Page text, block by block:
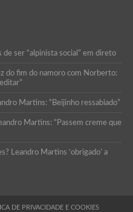
de ser “alpinista social” em direto
do fim do namoro com Norberto:
Martins: “Beijinho ressabiado”
Martins: “Passem creme que
Leandro Martins ‘obrigado’ a
DE PRIVACIDADE E COOKIES